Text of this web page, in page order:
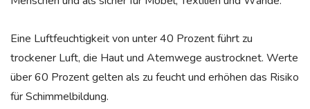
Eine Luftfeuchtigkeit von unter 40 Prozent führt zu
trockener Luft, die Haut und Atemwege austrocknet. Werte
über 60 Prozent gelten als zu feucht und erhöhen das Risiko
für Schimmelbildung.